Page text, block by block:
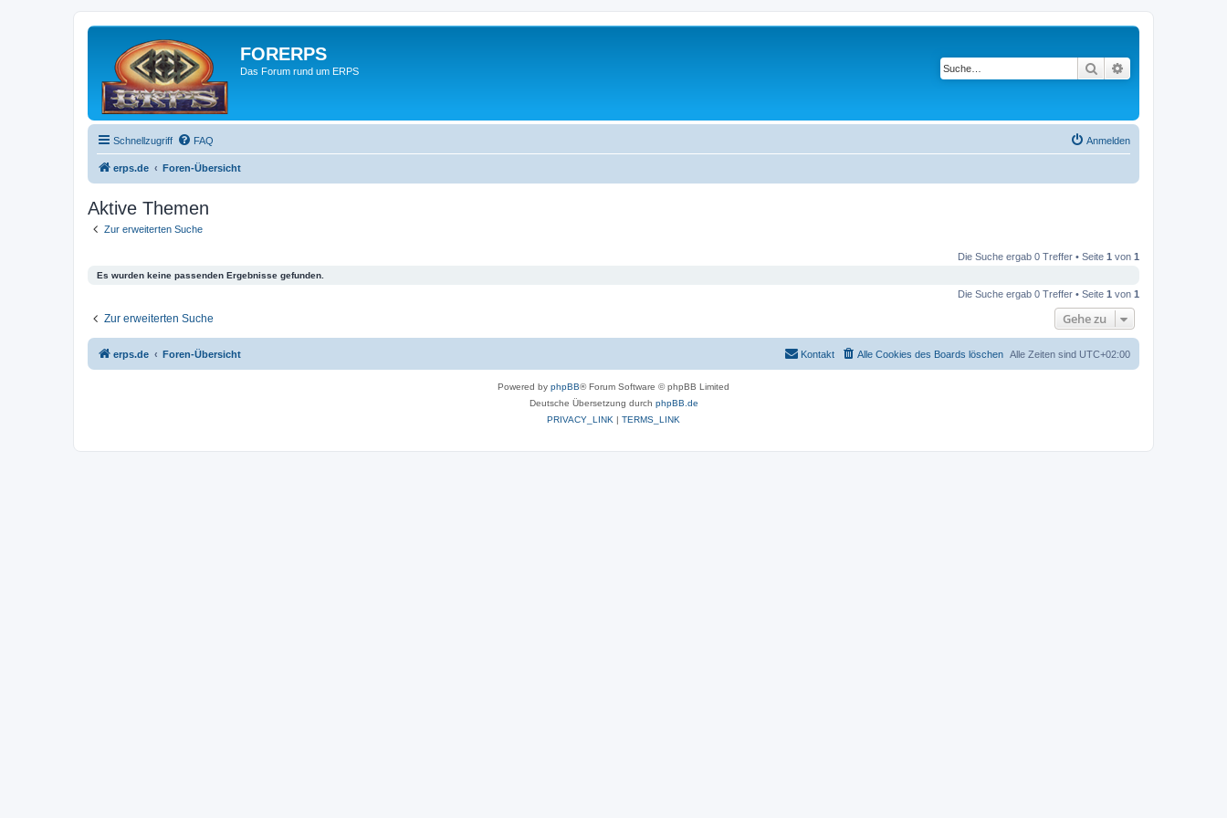
FORERPS
Das Forum rund um ERPS Suche
Schnellzugriff FAQ Anmelden
erps.de Foren-Übersicht
Aktive Themen
Zur erweiterten Suche
Die Suche ergab 0 Treffer • Seite 1 von 1
Es wurden keine passenden Ergebnisse gefunden.
Die Suche ergab 0 Treffer • Seite 1 von 1
Zur erweiterten Suche Gehe zu
erps.de Foren-Übersicht Alle Zeiten sind UTC+02:00
Alle Cookies des Boards löschen
Kontakt
Powered by phpBB® Forum Software © phpBB Limited
Deutsche Übersetzung durch phpBB.de
PRIVACY_LINK | TERMS_LINK